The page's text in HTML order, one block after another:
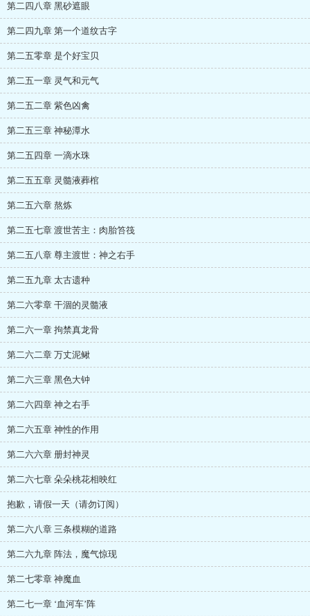
第二四八章 黑砂遮眼
第二四九章 第一个道纹古字
第二五零章 是个好宝贝
第二五一章 灵气和元气
第二五二章 紫色凶禽
第二五三章 神秘潭水
第二五四章 一滴水珠
第二五五章 灵髓液葬棺
第二五六章 熬炼
第二五七章 渡世苦主：肉胎笞筏
第二五八章 尊主渡世：神之右手
第二五九章 太古遗种
第二六零章 干涸的灵髓液
第二六一章 拘禁真龙骨
第二六二章 万丈泥鳅
第二六三章 黑色大钟
第二六四章 神之右手
第二六五章 神性的作用
第二六六章 册封神灵
第二六七章 朵朵桃花相映红
抱歉，请假一天（请勿订阅）
第二六八章 三条模糊的道路
第二六九章 阵法，魔气惊现
第二七零章 神魔血
第二七一章 ‘血河车’阵